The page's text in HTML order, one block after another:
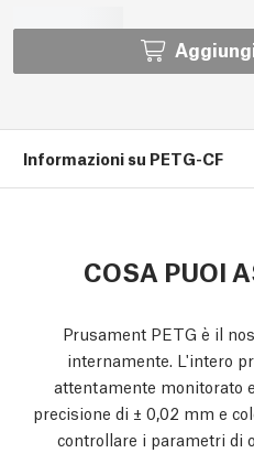
Informazioni su PETG-CF
COSA PUOI
Prusament PETG è il
internamente. L'intero
attentamente monitorato
precisione di ± 0,02 mm e
controllare i parametri di